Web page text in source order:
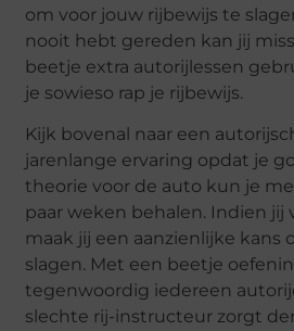
om voor jouw rijbewijs te
nooit hebt gereden kan jij
beetje extra autorijlessen
je sowieso rap je rijbewijs.
Kijk bovenal naar een
jarenlange ervaring opdat je
theorie voor de auto kun je
paar weken behalen. Indien jij
maak jij een aanzienlijke kans
slagen. Met een beetje
tegenwoordig iedereen
slechte rij-instructeur zorgt